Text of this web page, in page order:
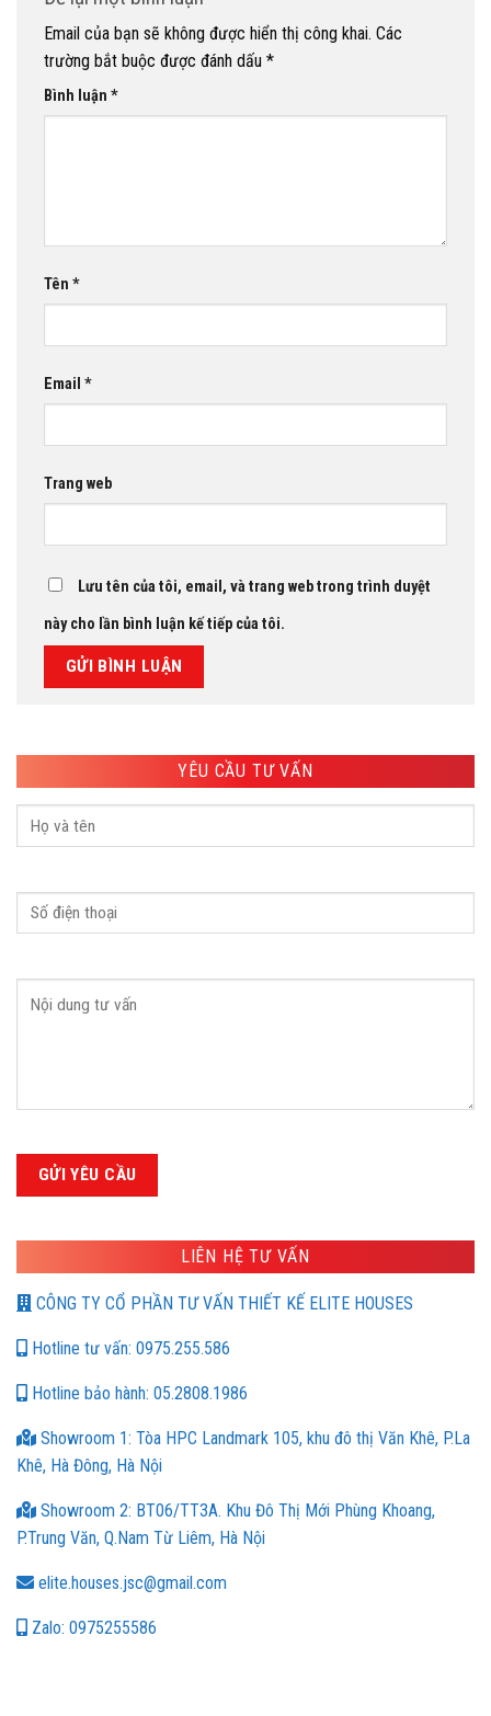
Email của bạn sẽ không được hiển thị công khai. Các
trường bắt buộc được đánh dấu *
Bình luận *
Tên *
Email *
Trang web
Lưu tên của tôi, email, và trang web trong trình duyệt
này cho lần bình luận kế tiếp của tôi.
YÊU CẦU TƯ VẤN
LIÊN HỆ TƯ VẤN
CÔNG TY CỔ PHẦN TƯ VẤN THIẾT KẾ ELITE HOUSES
Hotline tư vấn: 0975.255.586
Hotline bảo hành: 05.2808.1986
Showroom 1: Tòa HPC Landmark 105, khu đô thị Văn Khê, P.La
Khê, Hà Đông, Hà Nội
Showroom 2: BT06/TT3A. Khu Đô Thị Mới Phùng Khoang,
P.Trung Văn, Q.Nam Từ Liêm, Hà Nội
elite.houses.jsc@gmail.com
Zalo: 0975255586